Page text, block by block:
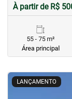
À partir de R$
55 - 75 m²
Área principal
LANÇAMENTO
< <<<